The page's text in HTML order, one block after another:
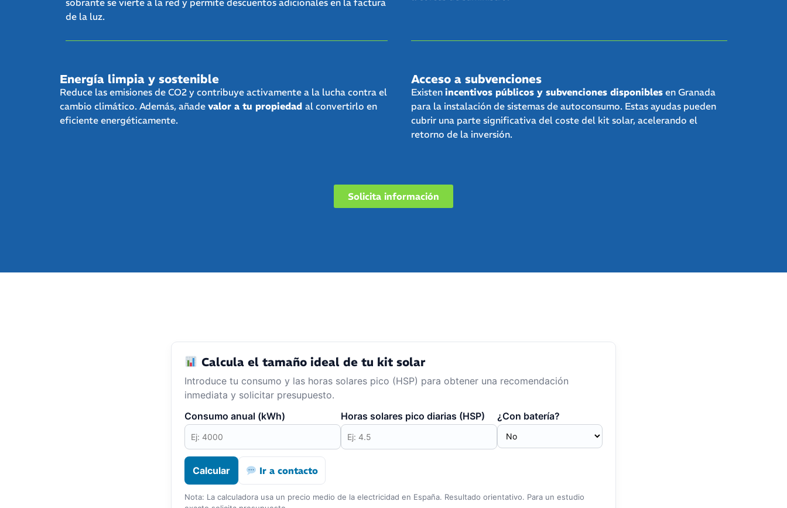
de la luz.
Energía limpia y sostenible
Reduce las emisiones de CO2 y contribuye activamente a la lucha contra el
cambio climático. Además, añade valor a tu propiedad al convertirlo en
eficiente energéticamente.
Acceso a subvenciones
Existen incentivos públicos y subvenciones disponibles en Granada
para la instalación de sistemas de autoconsumo. Estas ayudas pueden
cubrir una parte significativa del coste del kit solar, acelerando el
retorno de la inversión.
Solicita información
Calcula el tamaño ideal de tu kit solar
Introduce tu consumo y las horas solares pico (HSP) para obtener una recomendación
inmediata y solicitar presupuesto.
Consumo anual (kWh)
Horas solares pico diarias (HSP) ¿Con batería?
Calcular Ir a contacto
Nota: La calculadora usa un precio medio de la electricidad en España. Resultado orientativo. Para un estudio